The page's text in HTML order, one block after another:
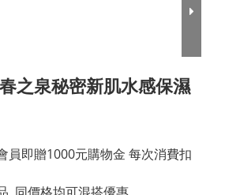
之泉秘密新肌水感保濕
即贈1000元購物金 每次消費扣